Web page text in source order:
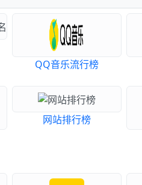
QQ音乐流行榜
网站排行榜